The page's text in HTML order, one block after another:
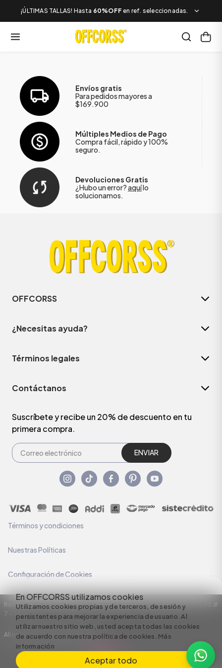
¡ÚLTIMAS TALLAS! Hasta 60%OFF en ref. seleccionadas.
En OFFCORSS utilizamos cookies
Utilizamos cookies propias y de terceros, de sesión y
persistentes para mejorar la experiencia de usuario. Al
utilizar nuestro sitio web, usted acepta todas las cookies
de acuerdo con nuestra política de cookies. Más
información
Aceptar todo
Envíos gratis
Para pedidos mayores a
$169.900
Múltiples Medios de Pago
Compra fácil, rápido y 100%
seguro.
Devoluciones Gratis
¿Hubo un error?aquílo
solucionamos.
OFFCORSS
¿Necesitas ayuda?
Términos legales
Contáctanos
Suscríbete y recibe un 20% de descuento en tu
primera compra.
ENVIAR
Términos y condiciones
Nuestras Políticas
Configuración de Cookies
Razón Social: C.I HERMECO S.A. NIT: 890924167-6 Dirección: Carrera 50 #
7 – 35
All rights reserved empowered by